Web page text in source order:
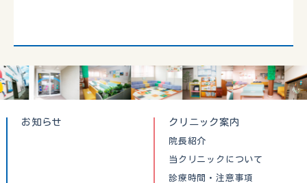
お知らせ クリニック案内
院長紹介
当クリニックについて
診療時間・注意事項